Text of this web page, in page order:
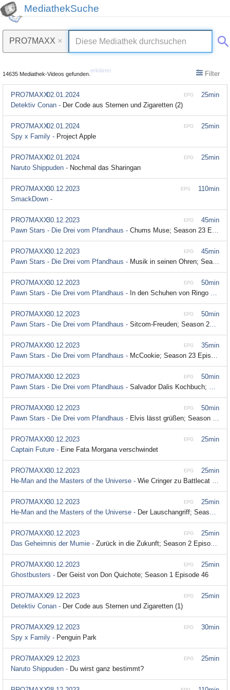
MediathekSuche
PRO7MAXX ×
14635 Mediathek-Videos gefunden.
erklären Filter
25min
EPG
PRO7MAXX02.01.2024
Detektiv Conan - Der Code aus Sternen und Zigaretten (2)
25min
EPG
PRO7MAXX02.01.2024
Spy x Family - Project Apple
25min
EPG
PRO7MAXX02.01.2024
Naruto Shippuden - Nochmal das Sharingan
110min
EPG
PRO7MAXX30.12.2023
SmackDown -
45min
EPG
PRO7MAXX30.12.2023
Pawn Stars - Die Drei vom Pfandhaus - Chums Muse; Season 23 Episode 8
45min
EPG
PRO7MAXX30.12.2023
Pawn Stars - Die Drei vom Pfandhaus - Musik in seinen Ohren; Season 23 Episode 7
50min
EPG
PRO7MAXX30.12.2023
Pawn Stars - Die Drei vom Pfandhaus - In den Schuhen von Ringo Starr; Season 23 Episode 6
50min
EPG
PRO7MAXX30.12.2023
Pawn Stars - Die Drei vom Pfandhaus - Sitcom-Freuden; Season 23 Episode 5
35min
EPG
PRO7MAXX30.12.2023
Pawn Stars - Die Drei vom Pfandhaus - McCookie; Season 23 Episode 4
50min
EPG
PRO7MAXX30.12.2023
Pawn Stars - Die Drei vom Pfandhaus - Salvador Dalis Kochbuch; Season 23 Episode 3
50min
EPG
PRO7MAXX30.12.2023
Pawn Stars - Die Drei vom Pfandhaus - Elvis lässt grüßen; Season 23 Episode 2
25min
EPG
PRO7MAXX30.12.2023
Captain Future - Eine Fata Morgana verschwindet
25min
EPG
PRO7MAXX30.12.2023
He-Man and the Masters of the Universe - Wie Cringer zu Battlecat wurde; Season 2 Episode 31
25min
EPG
PRO7MAXX30.12.2023
He-Man and the Masters of the Universe - Der Lauschangriff; Season 2 Episode 30
25min
EPG
PRO7MAXX30.12.2023
Das Geheimnis der Mumie - Zurück in die Zukunft; Season 2 Episode 8
25min
EPG
PRO7MAXX30.12.2023
Ghostbusters - Der Geist von Don Quichote; Season 1 Episode 46
25min
EPG
PRO7MAXX29.12.2023
Detektiv Conan - Der Code aus Sternen und Zigaretten (1)
30min
EPG
PRO7MAXX29.12.2023
Spy x Family - Penguin Park
25min
EPG
PRO7MAXX29.12.2023
Naruto Shippuden - Du wirst ganz bestimmt?